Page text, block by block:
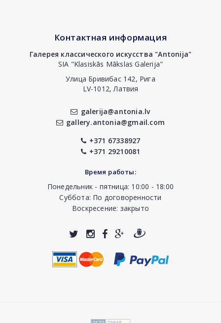
Контактная информация
Галерея классического искусства "Antonija"
SIA "Klasiskās Mākslas Galerija"
Улица Бривибас 142, Рига
LV-1012, Латвия
galerija@antonia.lv
gallery.antonia@gmail.com
+371 67338927
+371 29210081
Время работы:
Понедельник - пятница: 10:00 - 18:00
Суббота: По договоренности
Воскресение: закрыто